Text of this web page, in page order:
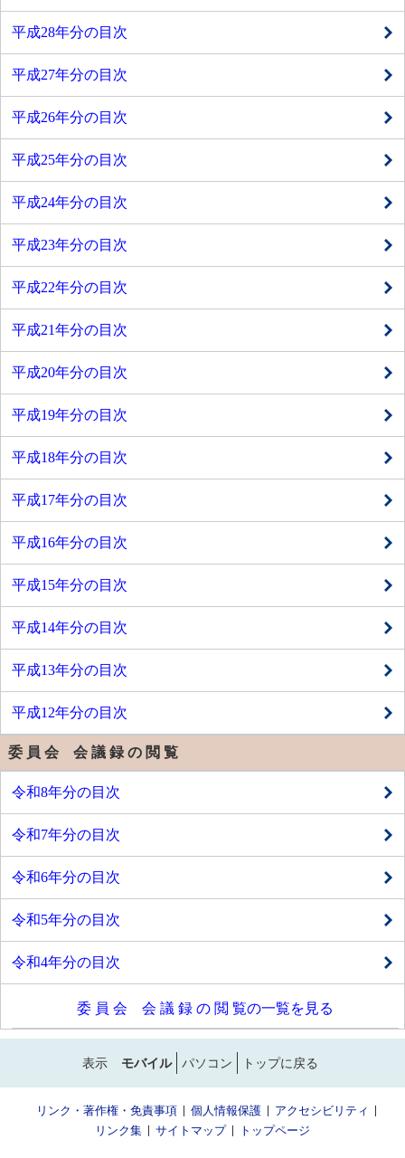
平成28年分の目次
平成27年分の目次
平成26年分の目次
平成25年分の目次
平成24年分の目次
平成23年分の目次
平成22年分の目次
平成21年分の目次
平成20年分の目次
平成19年分の目次
平成18年分の目次
平成17年分の目次
平成16年分の目次
平成15年分の目次
平成14年分の目次
平成13年分の目次
平成12年分の目次
委 員 会 会 議 録 の 閲 覧
令和8年分の目次
令和7年分の目次
令和6年分の目次
令和5年分の目次
令和4年分の目次
委 員 会 会 議 録 の 閲 覧の一覧を見る
表示 モバイル パソコン トップに戻る
リンク・著作権・免責事項 個人情報保護
アクセシビリティ
リンク集
サイトマップ トップページ